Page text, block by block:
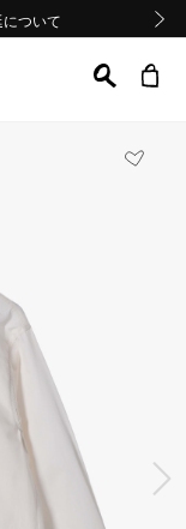
ついて
ついて